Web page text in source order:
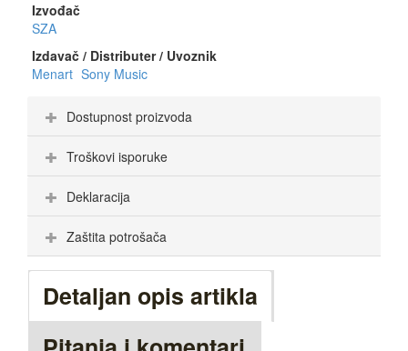
Izvođač
SZA
Izdavač / Distributer / Uvoznik
Menart Sony Music
Dostupnost proizvoda
Troškovi isporuke
Deklaracija
Zaštita potrošača
Detaljan opis artikla